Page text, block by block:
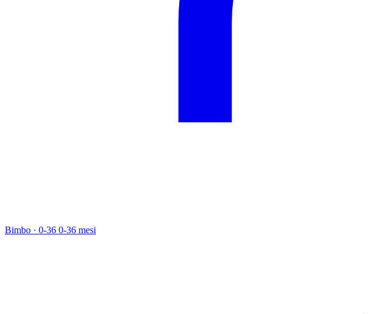
Bimbo · 0-36 0-36 mesi